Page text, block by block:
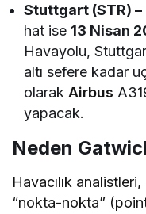
Stuttgart (STR)
hat ise 13 Nisan
Havayolu,
altı sefere kadar
olarakAirbus
yapacak.
Neden
Havacılık
“nokta-nokta”